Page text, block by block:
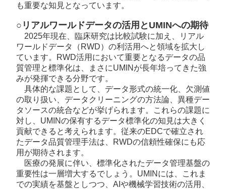
も重要な知見となっています。
○リアルワールドデータの活用とUMINへの期待
2025年現在、臨床研究は比較試験に加え、リアル
ワールドデータ（RWD）の利活用へと領域を拡大し
ています。RWD活用において重要となるデータの品
質管理と標準化は、まさにUMINが長年培ってきた強
みが発揮できる分野です。
具体的な課題として、データ形式の統一化、欠測値
の取り扱い、データクリーニングの方法論、異種デー
タソースの統合などが挙げられます。これらの課題に
対し、UMINの保有するデータ標準化の知見は大きく
貢献できると考えられます。従来のEDCで確立され
たデータ品質管理手法は、RWDの信頼性確保にも応
用が期待されます。
医療の発展に伴い、標準化されたデータ管理基盤の
重要性は一層増大するでしょう。UMINには、これま
での実績を基盤としつつ、AIや機械学習技術の活用、